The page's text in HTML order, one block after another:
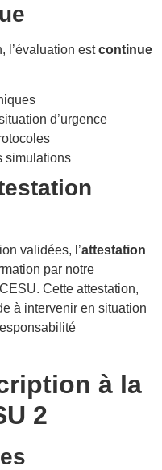
l’évaluation estcontinue
d’urgence
simulations
validées, l’attestation
par notre
Cette attestation,
à intervenir en situation
à la
2